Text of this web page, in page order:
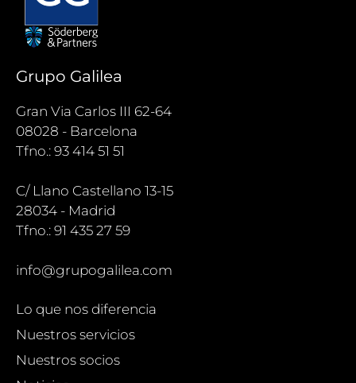
Grupo Galilea
Gran Via Carlos III 62-64
08028 - Barcelona
Tfno.: 93 414 51 51
C/ Llano Castellano 13-15
28034 - Madrid
Tfno.: 91 435 27 59
info@grupogalilea.com
Lo que nos diferencia
Nuestros servicios
Nuestros socios